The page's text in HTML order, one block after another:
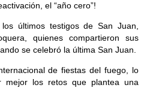
el “año cero”!
últimos testigos de San Juan,
quienes compartieron sus
se celebró la última San Juan.
de fiestas del fuego, lo
mejor los retos que plantea una